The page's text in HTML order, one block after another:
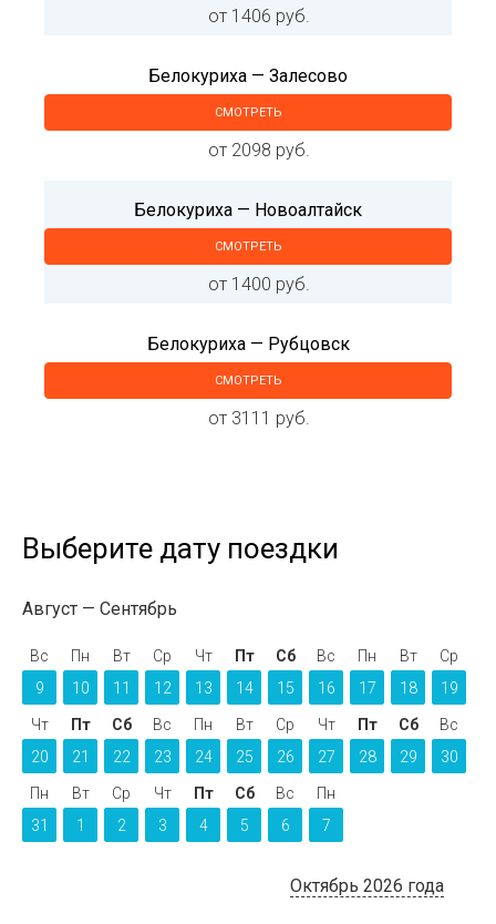
от 1406 руб.
Белокуриха — Залесово
СМОТРЕТЬ
от 2098 руб.
Белокуриха — Новоалтайск
СМОТРЕТЬ
от 1400 руб.
Белокуриха — Рубцовск
СМОТРЕТЬ
от 3111 руб.
Выберите дату поездки
Август Сентябрь
Вс
9
Пн
10
Вт
11
Ср
12
Чт
13
Пт
14
Сб
15
Вс
16
Пн
17
Вт
18
Ср
19
Чт
20
Пт
21
Сб
22
Вс
23
Пн
24
Вт
25
Ср
26
Чт
27
Пт
28
Сб
29
Вс
30
Пн
31
Вт
1
Ср
2
Чт
3
Пт
4
Сб
5
Вс
6
Пн
7
Октябрь 2026 года